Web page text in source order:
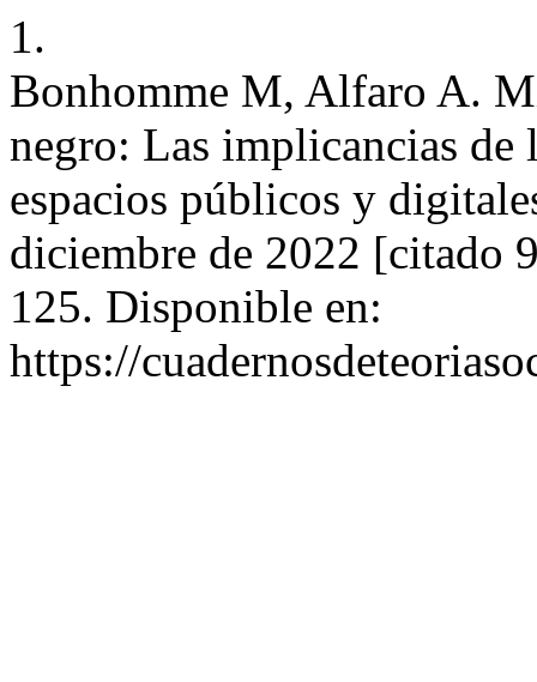
1.
Bonhomme M, Alfaro A.
negro: Las implicancias de
espacios públicos y
diciembre de 2022 [citado
125. Disponible en:
https://